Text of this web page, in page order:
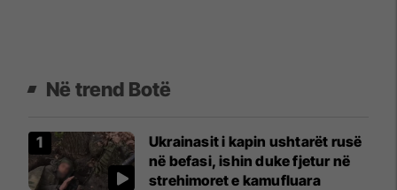
Në trend Botë
Ukrainasit i kapin ushtarët rusë
në befasi, ishin duke fjetur në
strehimoret e kamufluara